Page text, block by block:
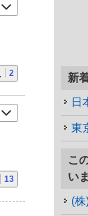
2
13
新
日
東
こ
い
(